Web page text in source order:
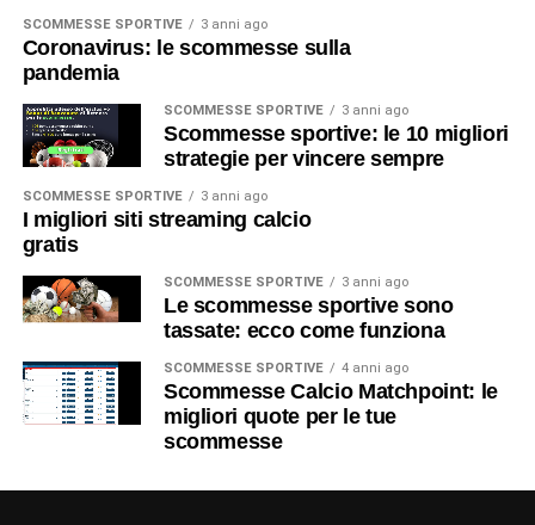
SCOMMESSE SPORTIVE 3 anni ago
Coronavirus: le scommesse sulla
pandemia
SCOMMESSE SPORTIVE 3 anni ago
Scommesse sportive: le 10 migliori
strategie per vincere sempre
SCOMMESSE SPORTIVE 3 anni ago
I migliori siti streaming calcio
gratis
SCOMMESSE SPORTIVE 3 anni ago
Le scommesse sportive sono
tassate: ecco come funziona
SCOMMESSE SPORTIVE 4 anni ago
Scommesse Calcio Matchpoint: le
migliori quote per le tue
scommesse